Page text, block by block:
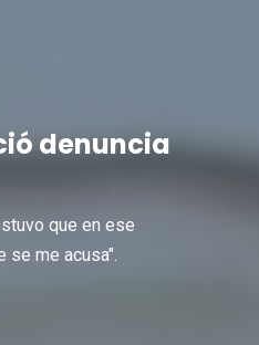
denuncia
que en ese
se me acusa".